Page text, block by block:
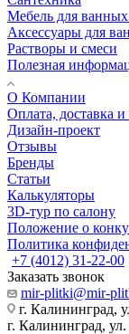
Мебель для
Аксессуары для
Растворы и смеси
Полезная
О Компании
Оплата, доставка и
Дизайн-проект
Отзывы
Бренды
Статьи
Калькуляторы
3D-тур по салону
Положение о
Политика
+7 (4012) 31-22-00
Заказать звонок
mir-plitki@mir-
г. Калининград,
г. Калининград,